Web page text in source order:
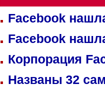
Facebook
Facebook
Корпорация
Названы 32